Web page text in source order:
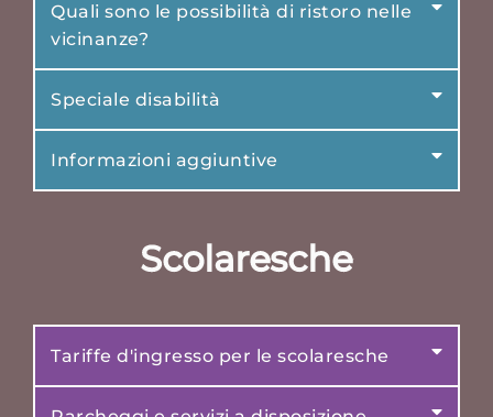
Quali sono le possibilità di ristoro nelle
vicinanze?
Speciale disabilità
Informazioni aggiuntive
Scolaresche
Tariffe d'ingresso per le scolaresche